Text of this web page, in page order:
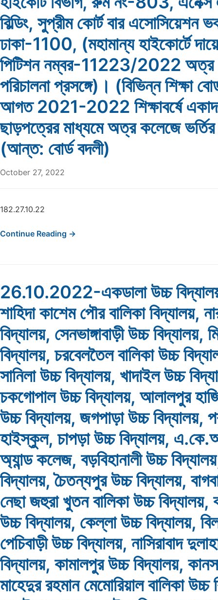
বিল্ডিং, সুপ্রীম কোর্ট বার এসোসিয়েশন
ঢাকা-1100, (মহামান্য হাইকোর্টে
পিটিশন নম্বর-11223/2022 অত্র
পরিচালনা প্রসঙ্গে)। (বিভিন্ন শিক্ষা
আগত 2021-2022 শিক্ষাবর্ষে
ছাড়পত্রের মাধ্যমে অত্র কলেজে
(আন্ত: বোর্ড বদলী)
October 27, 2022
182.27.10.22
Continue Reading →
26.10.2022-একডালা উচ্চ
শাহিদা কাশেম পৌর বালিকা বিদ্যালয়,
বিদ্যালয়, সেনভাঙ্গাবাড়ী উচ্চ বিদ্যালয়,
বিদ্যালয়, চরবেলতৈল বালিকা উচ্চ
সানিলা উচ্চ বিদ্যালয়, খাদাইল উচ্চ
চকগোপাল উচ্চ বিদ্যালয়, আলালপুর
উচ্চ বিদ্যালয়, জগপাড়া উচ্চ বিদ্যালয়,
হাইস্কুল, চাপড়া উচ্চ বিদ্যালয়,
অ্যান্ড কলেজ, বড়বিহানালী উচ্চ
বিদ্যালয়, চৈতন্যপুর উচ্চ বিদ্যালয়,
নেছা জহুরা খুতন বালিকা উচ্চ বিদ্যালয়,
উচ্চ বিদ্যালয়, কেল্লা উচ্চ বিদ্যালয়,
পেচিবাড়ী উচ্চ বিদ্যালয়, নাসিরাবাদ
বিদ্যালয়, কামালপুর উচ্চ বিদ্যালয়,
মাহেদুর রহমান মেমোরিয়াল বালিকা উচ্চ